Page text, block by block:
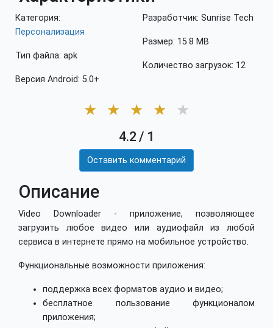
Категория:
Персонализация
Тип файла: apk
Версия Android: 5.0+
Разработчик: Sunrise Tech
Размер: 15.8 MB
Количество загрузок: 12
★ ★ ★ ★ ★
4.2 / 1
Оставить комментарий
Описание
Video Downloader - приложение, позволяющее
загрузить любое видео или аудиофайл из любой
сервиса в интернете прямо на мобильное устройство.
Функциональные возможности приложения:
поддержка всех форматов аудио и видео;
бесплатное пользование функционалом
приложения;